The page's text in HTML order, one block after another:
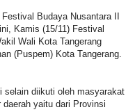
Budaya Nusantara II
Kamis (15/11) Festival
Wali Kota Tangerang
(Puspem) Kota Tangerang.
selain diikuti oleh masyarakat
daerah yaitu dari Provinsi